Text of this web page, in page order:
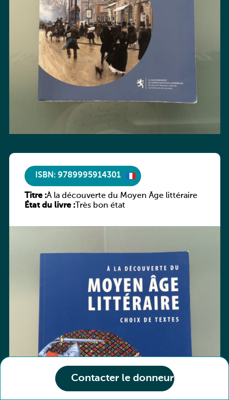
Contacter le donneur
ISBN: 9789995914301
Titre :À la découverte du Moyen Âge littéraire
État du livre :Très bon état